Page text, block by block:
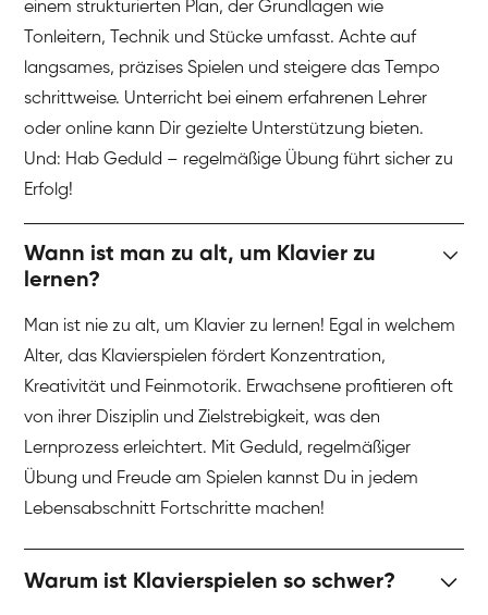
einem strukturierten Plan, der Grundlagen wie
Tonleitern, Technik und Stücke umfasst. Achte auf
langsames, präzises Spielen und steigere das Tempo
schrittweise. Unterricht bei einem erfahrenen Lehrer
oder online kann Dir gezielte Unterstützung bieten.
Und: Hab Geduld – regelmäßige Übung führt sicher zu
Erfolg!
Wann ist man zu alt, um Klavier zu
lernen?
Man ist nie zu alt, um Klavier zu lernen! Egal in welchem
Alter, das Klavierspielen fördert Konzentration,
Kreativität und Feinmotorik. Erwachsene profitieren oft
von ihrer Disziplin und Zielstrebigkeit, was den
Lernprozess erleichtert. Mit Geduld, regelmäßiger
Übung und Freude am Spielen kannst Du in jedem
Lebensabschnitt Fortschritte machen!
Warum ist Klavierspielen so schwer?